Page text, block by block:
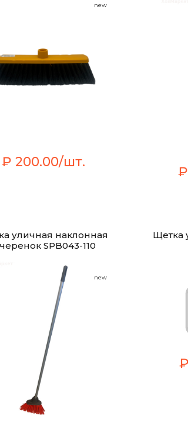
new
₽ 200.00/шт.
уличная наклонная
SPB043-110
new
Щетка